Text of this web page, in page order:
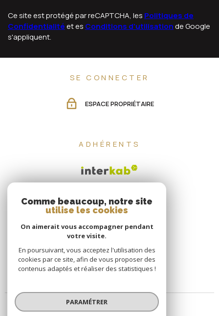
Ce site est protégé par reCAPTCHA, les Politiques de
Confidentialitéet es Conditions d'utilisationde Google
s'appliquent.
SE CONNECTER
ESPACE PROPRIÉTAIRE
ADHÉRENTS
Comme beaucoup, notre site
utilise les cookies
On aimerait vous accompagner pendant
votre visite.
En poursuivant, vous acceptez l'utilisation des
cookies par ce site, afin de vous proposer des
contenus adaptés et réaliser des statistiques !
PARAMÉTRER